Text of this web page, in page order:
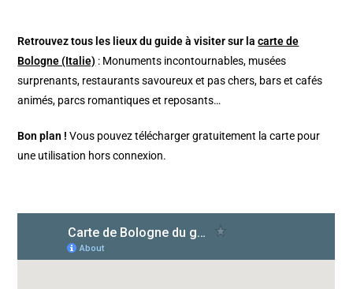
Retrouvez tous les lieux du guide à visiter sur lacarte de
Bologne (Italie) : Monuments incontournables, musées
surprenants, restaurants savoureux et pas chers, bars et cafés
animés, parcs romantiques et reposants…
Bon plan ! Vous pouvez télécharger gratuitement la carte pour
une utilisation hors connexion.